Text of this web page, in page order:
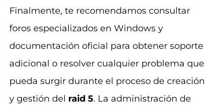
Finalmente, te recomendamos consultar
foros especializados en Windows y
documentación oficial para obtener soporte
adicional o resolver cualquier problema que
pueda surgir durante el proceso de creación
y gestión del raid 5. La administración de